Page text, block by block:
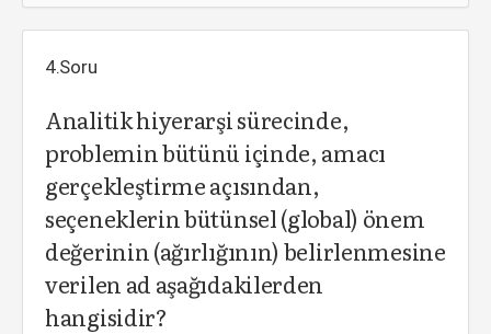
4.Soru
Analitik hiyerarşi sürecinde,
problemin bütünü içinde, amacı
gerçekleştirme açısından,
seçeneklerin bütünsel (global) önem
değerinin (ağırlığının) belirlenmesine
verilen ad aşağıdakilerden
hangisidir?